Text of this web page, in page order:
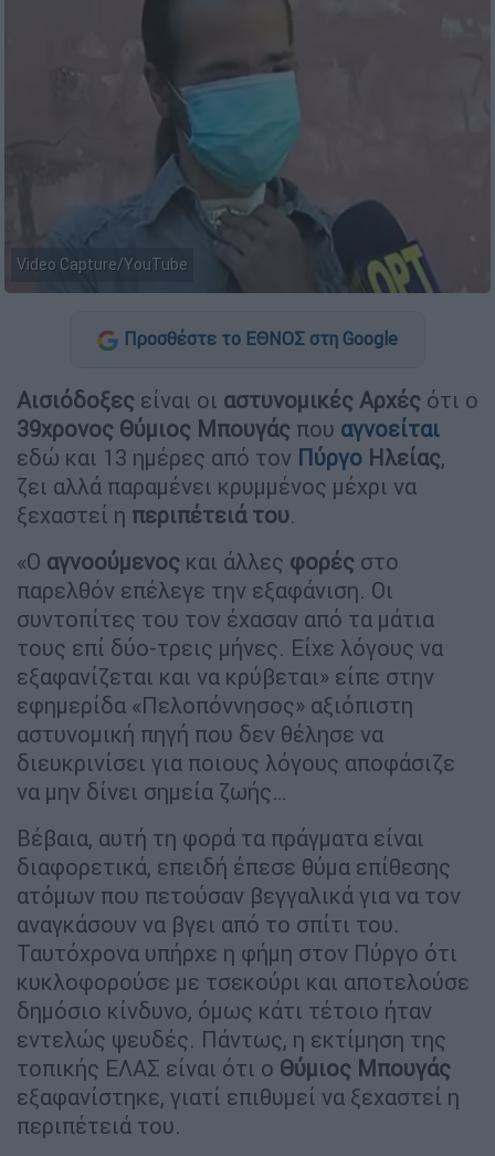
Video Capture/YouTube
Προσθέστε το ΕΘΝΟΣ στη Google
Αισιόδοξες είναι οι αστυνομικές Αρχές ότι ο
39χρονος Θύμιος Μπουγάς που αγνοείται
εδώ και 13 ημέρες από τον Πύργο Ηλείας,
ζει αλλά παραμένει κρυμμένος μέχρι να
ξεχαστεί η περιπέτειά του.
«Ο αγνοούμενος και άλλες φορές στο
παρελθόν επέλεγε την εξαφάνιση. Οι
συντοπίτες του τον έχασαν από τα μάτια
τους επί δύο-τρεις μήνες. Είχε λόγους να
εξαφανίζεται και να κρύβεται» είπε στην
εφημερίδα «Πελοπόννησος» αξιόπιστη
αστυνομική πηγή που δεν θέλησε να
διευκρινίσει για ποιους λόγους αποφάσιζε
να μην δίνει σημεία ζωής…
Βέβαια, αυτή τη φορά τα πράγματα είναι
διαφορετικά, επειδή έπεσε θύμα επίθεσης
ατόμων που πετούσαν βεγγαλικά για να τον
αναγκάσουν να βγει από το σπίτι του.
Ταυτόχρονα υπήρχε η φήμη στον Πύργο ότι
κυκλοφορούσε με τσεκούρι και αποτελούσε
δημόσιο κίνδυνο, όμως κάτι τέτοιο ήταν
εντελώς ψευδές. Πάντως, η εκτίμηση της
τοπικής ΕΛΑΣ είναι ότι ο Θύμιος Μπουγάς
εξαφανίστηκε, γιατί επιθυμεί να ξεχαστεί η
περιπέτειά του.